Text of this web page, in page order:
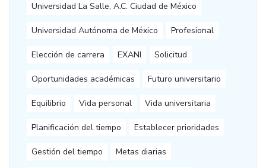
Universidad La Salle, A.C. Ciudad de México
Universidad Autónoma de México Profesional
Elección de carrera EXANI Solicitud
Oportunidades académicas Futuro universitario
Equilibrio Vida personal Vida universitaria
Planificación del tiempo Establecer prioridades
Gestión del tiempo Metas diarias